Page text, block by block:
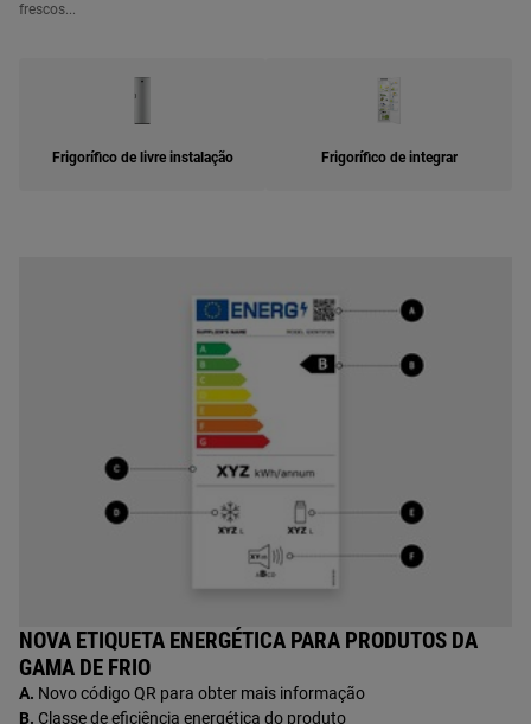
frescos...
Frigorífico de livre instalação Frigorífico de integrar
NOVA ETIQUETA ENERGÉTICA PARA PRODUTOS DA
GAMA DE FRIO
A. Novo código QR para obter mais informação
B. Classe de eficiência energética do produto